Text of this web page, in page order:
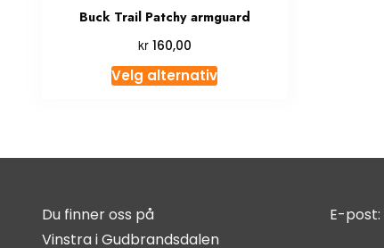
Buck Trail Patchy armguard
kr160,00
Velg alternativ
Du finner oss på
Vinstra i Gudbrandsdalen
E-post: